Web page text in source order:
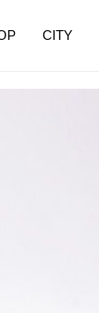
CITY
în vârstă